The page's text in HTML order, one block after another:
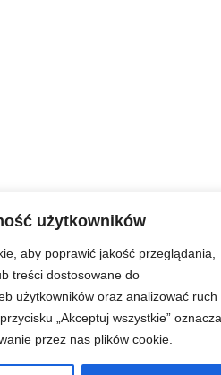
użytkowników
aby poprawić jakość przeglądania,
treści dostosowane do
użytkowników oraz analizować ruch
„Akceptuj wszystkie” oznacza
przez nas plików cookie.